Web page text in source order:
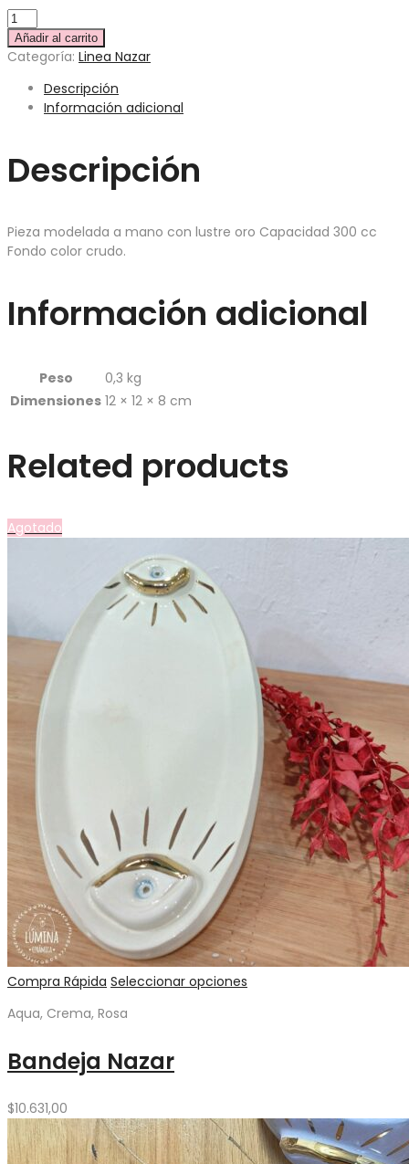
Añadir al carrito
Categoría: Linea Nazar
Descripción
Información adicional
Descripción
Pieza modelada a mano con lustre oro Capacidad 300 cc
Fondo color crudo.
Información adicional
Peso
0,3 kg
Dimensiones 12 × 12 × 8 cm
Related products
Agotado
Compra Rápida Seleccionar opciones
Aqua, Crema, Rosa
Bandeja Nazar
$10.631,00